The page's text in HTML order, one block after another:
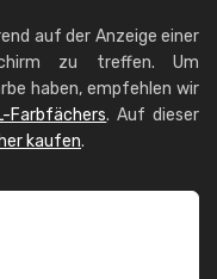
auf der Anzeige einer
zu treffen. Um
haben, empfehlen wir
Farbfächers. Auf dieser
kaufen.